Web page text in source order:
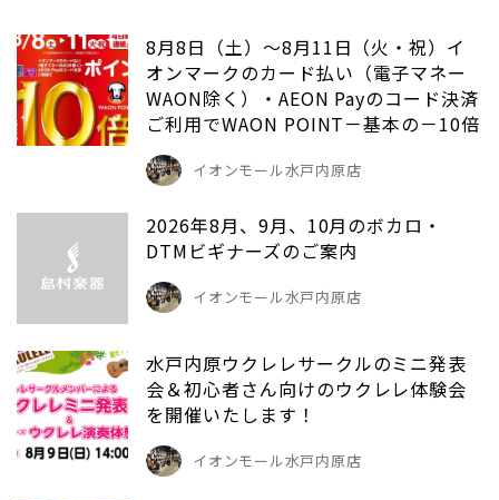
8月8日（土）～8月11日（火・祝）イ
オンマークのカード払い（電子マネー
WAON除く）・AEON Payのコード決済
ご利用でWAON POINT－基本の－10倍
イオンモール水戸内原店
2026年8月、9月、10月のボカロ・
DTMビギナーズのご案内
イオンモール水戸内原店
水戸内原ウクレレサークルのミニ発表
会＆初心者さん向けのウクレレ体験会
を開催いたします！
イオンモール水戸内原店